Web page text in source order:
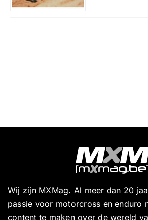
Wij zijn MXMag. Al meer dan 20
passie voor motorcross en enduro
content te maken over de wereld